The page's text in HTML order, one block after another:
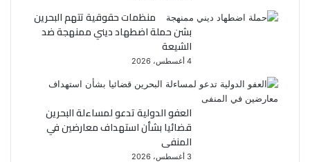
منظمات حقوقية تتهم البحرين
بشن حملة اضطهاد ديني ممنهجة ضد
الشيعة
4 أغسطس، 2026
العفو الدولية تدعو لمساءلة البحرين
قضائيا بشأن استهداف معارضين في
المنفى
3 أغسطس، 2026